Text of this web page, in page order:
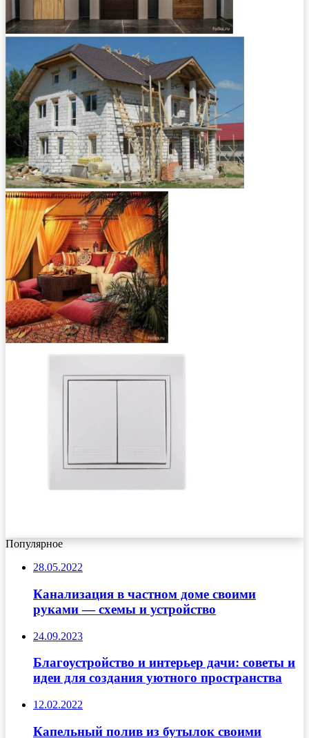
Популярное
28.05.2022
Канализация в частном доме своими
руками — схемы и устройство
24.09.2023
Благоустройство и интерьер дачи: советы и
идеи для создания уютного пространства
12.02.2022
Капельный полив из бутылок своими